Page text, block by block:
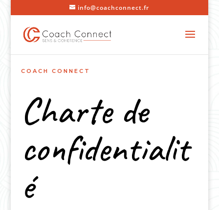
info@coachconnect.fr
COACH CONNECT
Charte de
confidentialit
é